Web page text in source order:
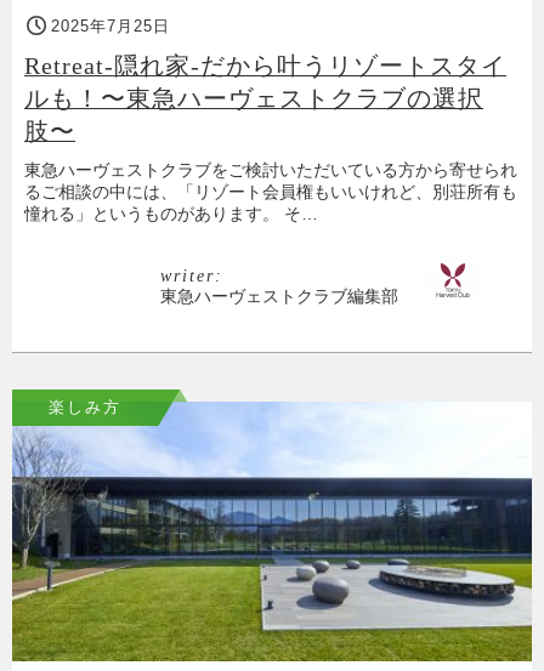
2025年7月25日
Retreat-隠れ家-だから叶うリゾートスタイ
ルも！〜東急ハーヴェストクラブの選択
肢〜
東急ハーヴェストクラブをご検討いただいている方から寄せられ
るご相談の中には、「リゾート会員権もいいけれど、別荘所有も
憧れる」というものがあります。 そ…
writer:
東急ハーヴェストクラブ編集部
楽しみ方